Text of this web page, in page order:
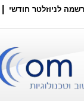
לניוזלטר חודשי